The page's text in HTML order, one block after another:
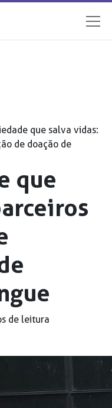
que salva vidas:
de doação de
que
de leitura